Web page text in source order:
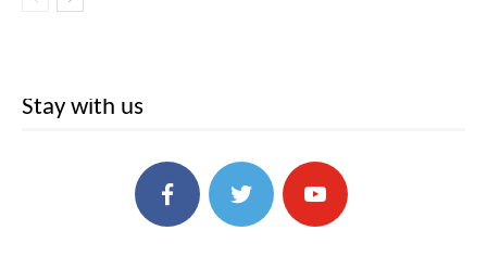
Stay with us